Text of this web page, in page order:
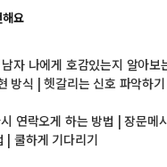
요
자 나에게 호감있는지 알아보
방식 | 헷갈리는 신호 파악하기
연락오게 하는 방법 | 장문메
| 쿨하게 기다리기